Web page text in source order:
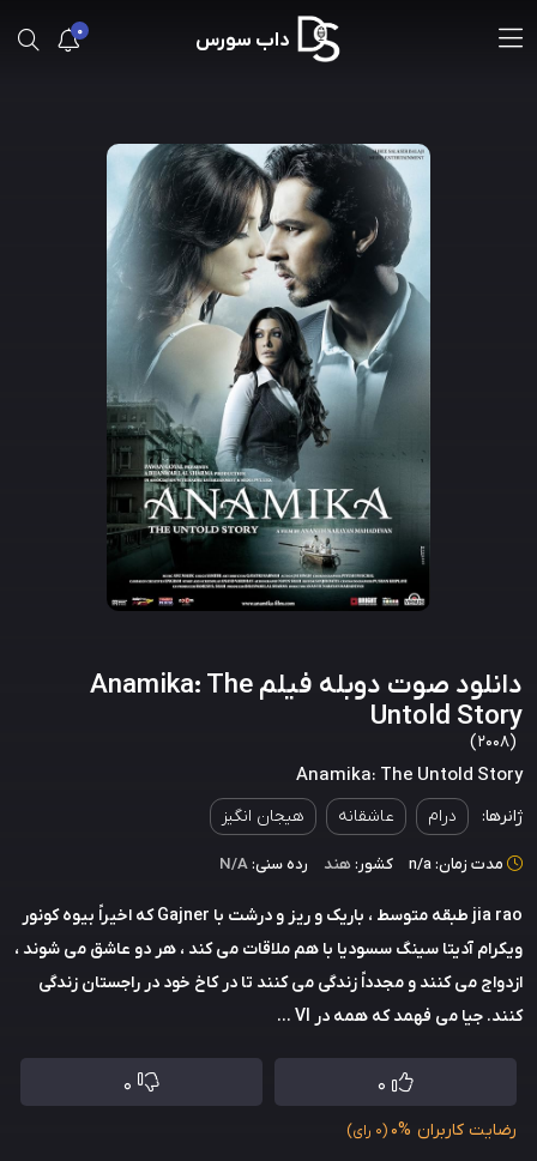
0 داب سورس
دانلود صوت دوبله فیلم Anamika: The
Untold Story
(2008)
Anamika: The Untold Story
ژانرها: درام عاشقانه هیجان انگیز
مدت زمان: n/a کشور:هند رده سنی:N/A
jia rao طبقه متوسط ​​، باریک و ریز و درشت با Gajner که اخیراً بیوه کونور
ویکرام آدیتا سینگ سسودیا با هم ملاقات می کند ، هر دو عاشق می شوند ،
ازدواج می کنند و مجدداً زندگی می کنند تا در کاخ خود در راجستان زندگی
کنند. جیا می فهمد که همه در VI ...
0
0
رضایت کاربران 0% (0 رای)